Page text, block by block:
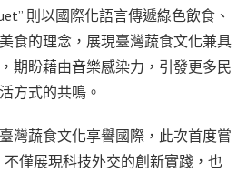
則以國際化語言傳遞綠色飲食、
食的理念，展現臺灣蔬食文化兼具
期盼藉由音樂感染力，引發更多民
方式的共鳴。
灣蔬食文化享譽國際，此次首度嘗
僅展現科技外交的創新實踐，也